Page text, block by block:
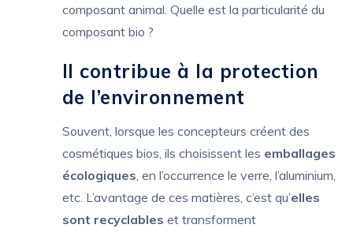
composant animal. Quelle est la particularité du
composant bio ?
Il contribue à la protection
de l’environnement
Souvent, lorsque les concepteurs créent des
cosmétiques bios, ils choisissent les emballages
écologiques , en l’occurrence le verre, l’aluminium,
etc. L’avantage de ces matières, c’est qu’elles
sont recyclables et transforment